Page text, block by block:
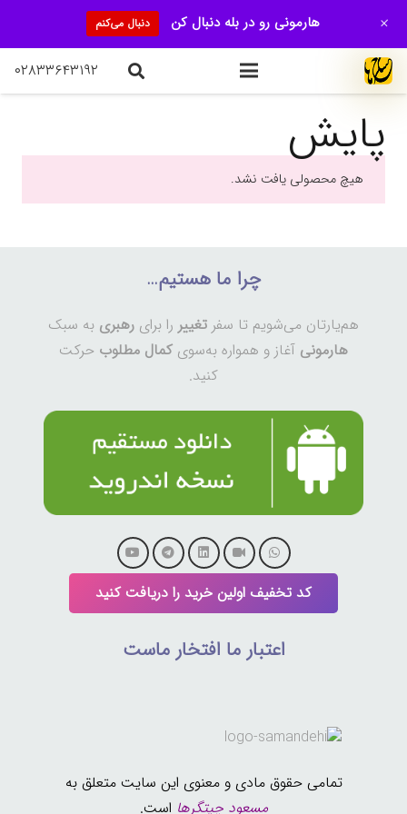
۰۲۸۳۳۶۴۳۱۹۲
پایش
هیچ محصولی یافت نشد.
چرا ما هستیم…
هم‌یارتان می‌شویم تا سفر تغییر را برای رهبری به سبک
هارمونی آغاز و همواره به‌سوی کمال مطلوب حرکت
کنید.
کد تخفیف اولین خرید را دریافت کنید
اعتبار ما افتخار ماست
تمامی حقوق مادی و معنوی این سایت متعلق به
مسعود چیتگرها است.
هارمونی رو در بله دنبال کن دنبال می‌کنم +